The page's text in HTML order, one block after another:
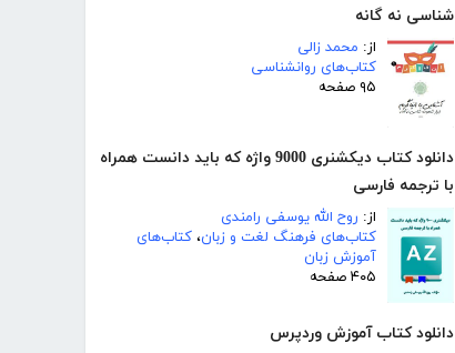
شناسی نه گانه
از: محمد زالی
کتاب‌های روانشناسی
۹۵ صفحه
دانلود کتاب دیکشنری 9000 واژه که باید دانست همراه
با ترجمه فارسی
از: روح الله یوسفی رامندی
کتاب‌های فرهنگ لغت و زبان، کتاب‌های
آموزش زبان
۴۰۵ صفحه
دانلود کتاب آموزش وردپرس